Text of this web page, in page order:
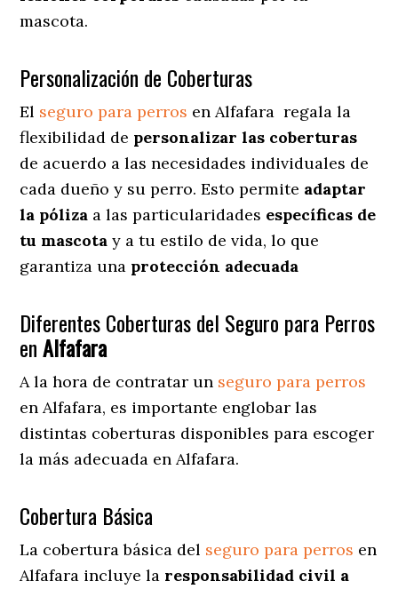
mascota.
Personalización de Coberturas
El seguro para perros en Alfafara regala la
flexibilidad de personalizar las coberturas
de acuerdo a las necesidades individuales de
cada dueño y su perro. Esto permite adaptar
la póliza a las particularidades específicas de
tu mascota y a tu estilo de vida, lo que
garantiza una protección adecuada
Diferentes Coberturas del Seguro para Perros
en Alfafara
A la hora de contratar un seguro para perros
en Alfafara, es importante englobar las
distintas coberturas disponibles para escoger
la más adecuada en Alfafara.
Cobertura Básica
La cobertura básica del seguro para perros en
Alfafara incluye la responsabilidad civil a